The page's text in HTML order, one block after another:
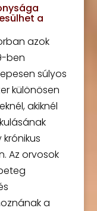
a
azok
ben
súlyos
különösen
akiknél
Az orvosok
a